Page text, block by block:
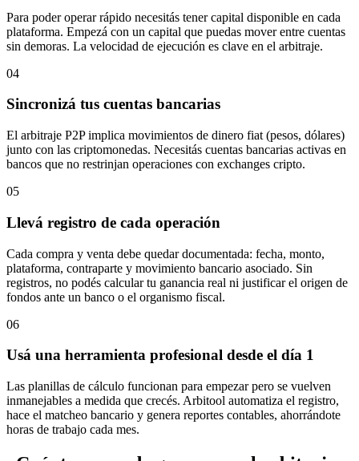
Para poder operar rápido necesitás tener capital disponible en cada
plataforma. Empezá con un capital que puedas mover entre cuentas
sin demoras. La velocidad de ejecución es clave en el arbitraje.
04
Sincronizá tus cuentas bancarias
El arbitraje P2P implica movimientos de dinero fiat (pesos, dólares)
junto con las criptomonedas. Necesitás cuentas bancarias activas en
bancos que no restrinjan operaciones con exchanges cripto.
05
Llevá registro de cada operación
Cada compra y venta debe quedar documentada: fecha, monto,
plataforma, contraparte y movimiento bancario asociado. Sin
registros, no podés calcular tu ganancia real ni justificar el origen de
fondos ante un banco o el organismo fiscal.
06
Usá una herramienta profesional desde el día 1
Las planillas de cálculo funcionan para empezar pero se vuelven
inmanejables a medida que crecés. Arbitool automatiza el registro,
hace el matcheo bancario y genera reportes contables, ahorrándote
horas de trabajo cada mes.